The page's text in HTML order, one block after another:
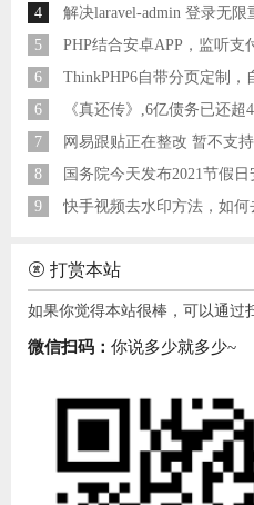
4
解决laravel-admin 登录无限
5
6
ThinkPHP6自带分页定制，
6
《真还传》,6亿债务已还
7
网易跟贴正在整改 暂不支
8
9
快手视频去水印方法，如
打赏本站
如果你觉得本站很棒，可以通过
微信扫码： 你说多少就多少~